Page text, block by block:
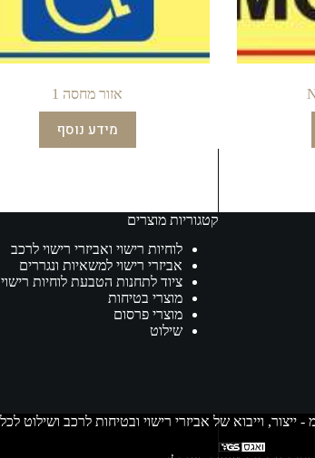
אזור מחסה 1
מידע נוסף
קטגוריות מוצרים
לוחיות רישוי ואביזרי רישוי לרכב
אביזרי רישוי למשאיות ונגררים
ציוד לתחנות הטבעת לוחיות רישוי
מוצרי בטיחות
מוצרי פרסום
שילוט